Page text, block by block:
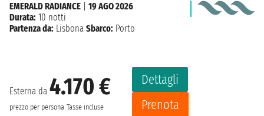
Esterna da 4.170 €
prezzo per persona Tasse incluse
Dettagli
Prenota
EMERALD RADIANCE
19 AGO 2026
Durata: 10 notti
Partenza da: Lisbona Sbarco: Porto